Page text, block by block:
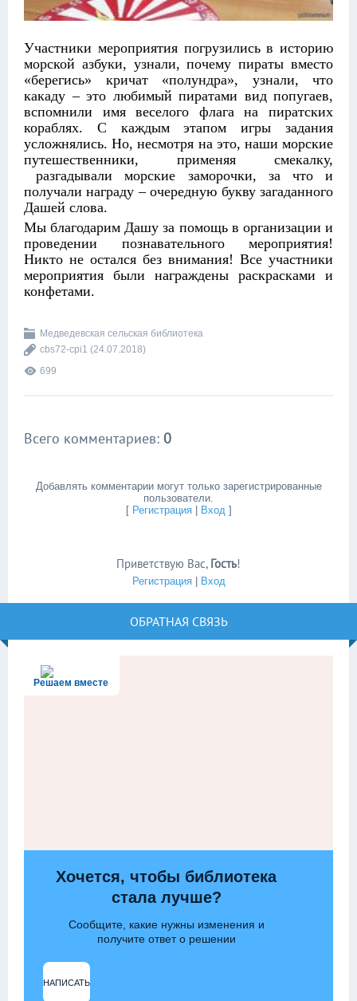
Участники мероприятия погрузились в историю
морской азбуки, узнали, почему пираты вместо
«берегись» кричат «полундра», узнали, что
какаду – это любимый пиратами вид попугаев,
вспомнили имя веселого флага на пиратских
кораблях. С каждым этапом игры задания
усложнялись. Но, несмотря на это, наши морские
путешественники, применяя смекалку,
разгадывали морские заморочки, за что и
получали награду – очередную букву загаданного
Дашей слова.
Мы благодарим Дашу за помощь в организации и
проведении познавательного мероприятия!
Никто не остался без внимания! Все участники
мероприятия были награждены раскрасками и
конфетами.
Медведевская сельская библиотека
cbs72-cpi1 (24.07.2018)
699
Всего комментариев: 0
Добавлять комментарии могут только зарегистрированные
пользователи.
[ Регистрация| Вход]
Приветствую Вас, Гость!
Регистрация| Вход
ОБРАТНАЯ СВЯЗЬ
Решаем вместе
Хочется, чтобы библиотека
стала лучше?
Сообщите, какие нужны изменения и
получите ответ о решении
НАПИСАТЬ